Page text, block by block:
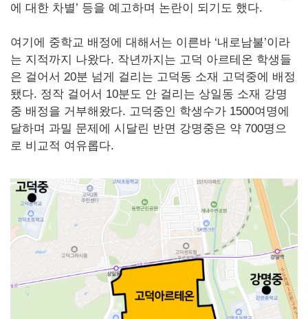
에 대한 차별’ 등을 예고하며 논란이 되기도 했다.
여기에 중학교 배정에 대해서는 이른바 ‘내로남불’이라
는 지적까지 나왔다. 작년까지는 고덕 아르테온 학생들
은 걸어서 20분 넘게 걸리는 고덕동 소재 고덕중에 배정
됐다. 정작 걸어서 10분도 안 걸리는 상일동 소재 강명
중 배정을 거부해왔다. 고덕중인 학생수가 1500여명에
달하며 과밀 문제에 시달린 반면 강명중은 약 700명으
로 비교적 여유롭다.